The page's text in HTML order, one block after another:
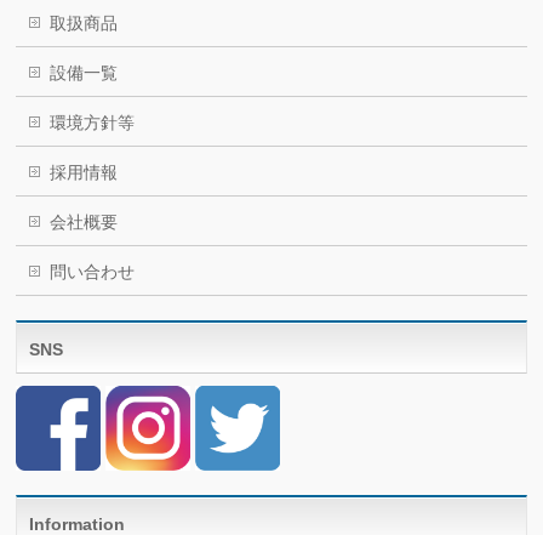
取扱商品
設備一覧
環境方針等
採用情報
会社概要
問い合わせ
SNS
Information